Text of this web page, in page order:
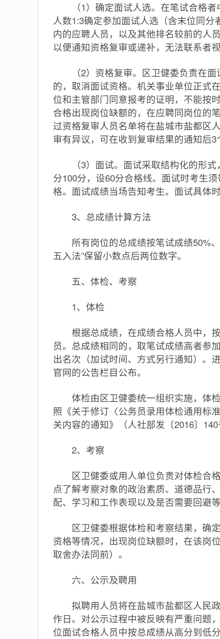
（1）确定面试人选。在笔试合格者
人数1:3确定参加面试人选（含末位同
内的应聘人员，以及其他排名较前的人
以便通知资格复审或递补，无法联系者
（2）资格复审。区卫健委负责在面
的，取消面试资格。机关事业单位正式
位和主管部门同意报考的证明，不能按
合格出现岗位缺额的，在应聘同岗位的
过资格复审人员名单将在盐城市盐都区
审有异议，可在收到复审结果的通知后
（3）面试。面试采取结构化的形式
分100分，设60分合格线。面试时考生
格。面试成绩当场告知考生。面试具体
3、总成绩计算方法
所有岗位的总成绩按笔试成绩50%、
五入法”保留小数点后两位数字。
五、体检、考察
1、体检
根据总成绩，在成绩合格人员中，按
员。总成绩相同的，取笔试成绩高者参
出名次（加试时间、方式另行通知）。
官网的公告栏目公布。
体检由区卫健委统一组织实施，体检
照《关于修订〈公务员录用体检通用标
关内容的通知》（人社部发〔2016〕
2、考察
区卫健委或用人单位负责对体检合格
点了解考察对象的政治素质、道德品行
配、学习和工作表现以及是否需要回避
区卫健委根据体检和考察结果，确定
资格等情况，出现岗位缺额时，在该岗
取舍办法同前）。
六、公示及聘用
拟聘用人员将在盐城市盐都区人民政
作日。对公示过程中被反映有严重问题
位面试合格人员中按总成绩从高分到低